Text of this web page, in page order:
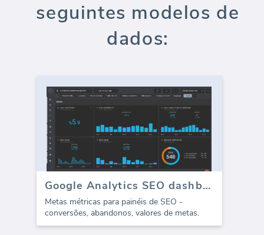
seguintes modelos de
dados:
Google Analytics SEO dashboard - Metas
Metas métricas para painéis de SEO -
conversões, abandonos, valores de metas.